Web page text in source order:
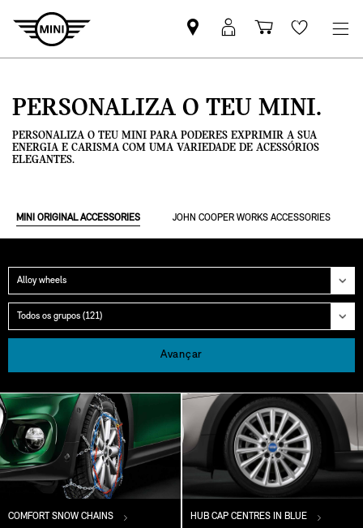
Pesquisar
parceiro
Iniciar
sessão
Carrinho
de
Wishlist
PERSONALIZA O TEU MINI.
PERSONALIZA O TEU MINI PARA PODERES EXPRIMIR A SUA
ENERGIA E CARISMA COM UMA VARIEDADE DE ACESSÓRIOS
ELEGANTES.
MINI ORIGINAL ACCESSORIES JOHN COOPER WORKS ACCESSORIES
Categoria
Grupo
Avançar
COMFORT SNOW CHAINS HUB CAP CENTRES IN BLUE